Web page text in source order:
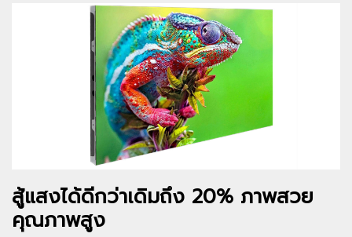
สู้แสงได้ดีกว่าเดิมถึง 20% ภาพสวย
คุณภาพสูง